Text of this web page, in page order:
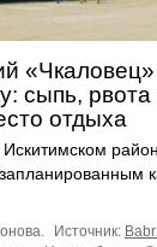
сыпь,
отдыха
Источник: